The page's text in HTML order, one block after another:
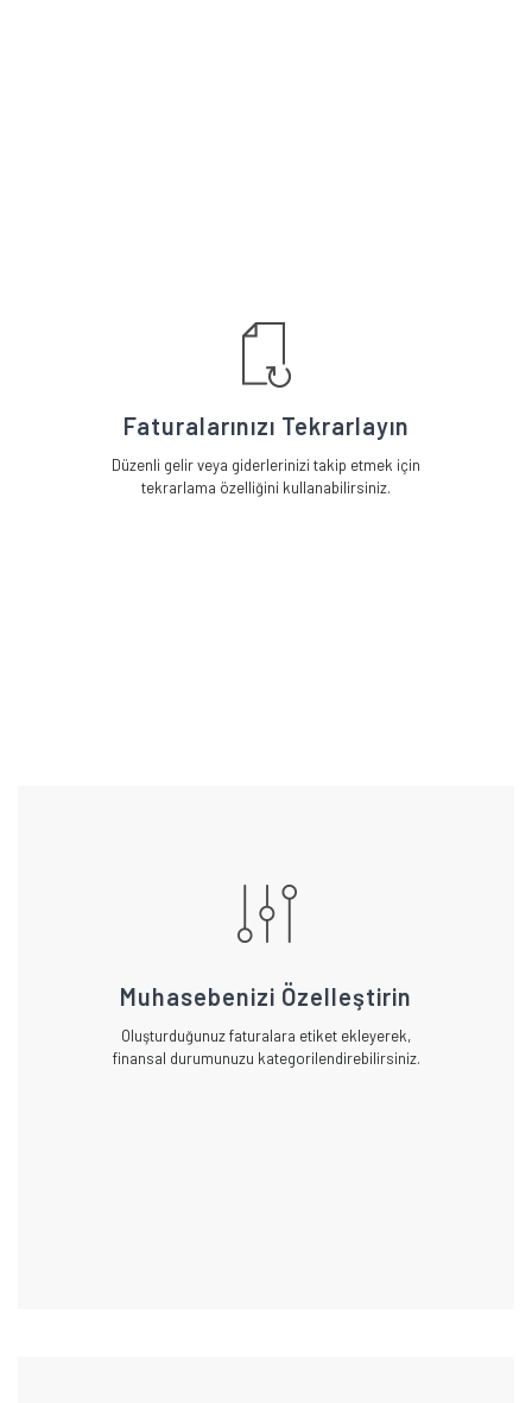
Faturalarınızı Tekrarlayın
Düzenli gelir veya giderlerinizi takip etmek için
tekrarlama özelliğini kullanabilirsiniz.
Muhasebenizi Özelleştirin
Oluşturduğunuz faturalara etiket ekleyerek,
finansal durumunuzu kategorilendirebilirsiniz.